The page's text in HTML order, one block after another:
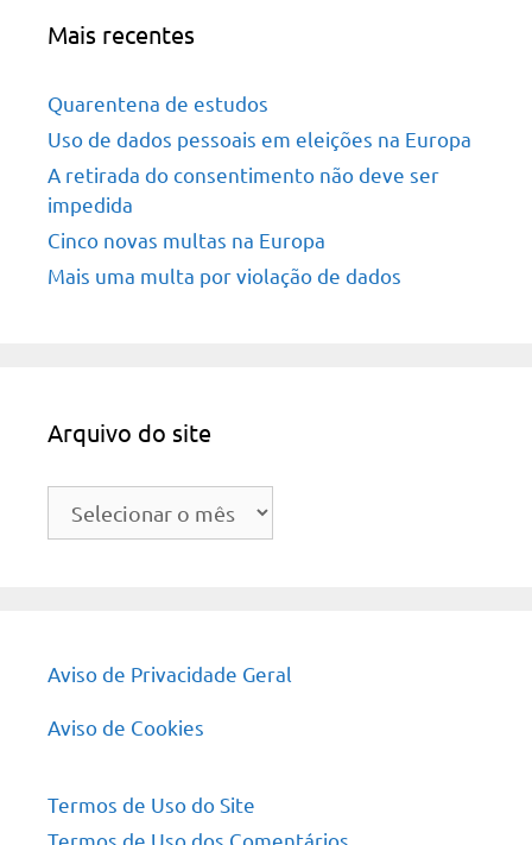
Mais recentes
Quarentena de estudos
Uso de dados pessoais em eleições na Europa
A retirada do consentimento não deve ser
impedida
Cinco novas multas na Europa
Mais uma multa por violação de dados
Arquivo do site
Arquivo
Aviso de Privacidade Geral
Aviso de Cookies
Termos de Uso do Site